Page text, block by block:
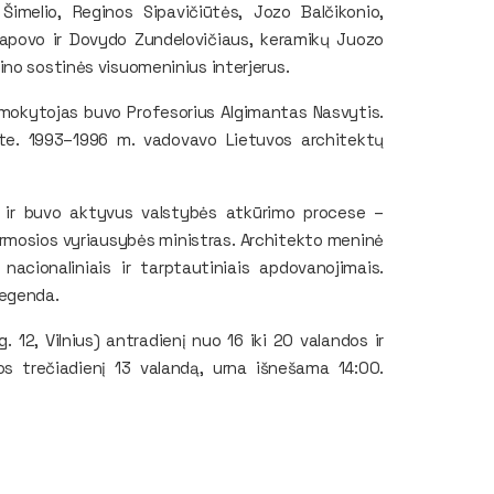
Reginos Sipavičiūtės, Jozo Balčikonio,
ir Dovydo Zundelovičiaus, keramikų Juozo
sostinės visuomeninius interjerus.
buvo Profesorius Algimantas Nasvytis.
1993–1996 m. vadovavo Lietuvos architektų
buvo aktyvus valstybės atkūrimo procese –
vyriausybės ministras. Architekto meninė
ir tarptautiniais apdovanojimais.
12, Vilnius) antradienį nuo 16 iki 20 valandos ir
trečiadienį 13 valandą, urna išnešama 14:00.